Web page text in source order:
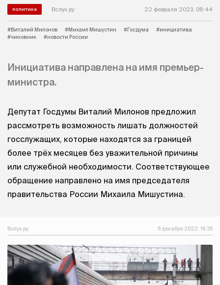
политика Вслух.ру 22 февраля 2023, 08:44
#Виталий Милонов #Михаил Мишустин #Госдума
#инициатива
#чиновник
#новости России
Инициатива направлена на имя премьер-
министра.
Депутат Госдумы Виталий Милонов предложил
рассмотреть возможность лишать должностей
госслужащих, которые находятся за границей
более трёх месяцев без уважительной причины
или служебной необходимости. Соответствующее
обращение направлено на имя председателя
правительства России Михаила Мишустина.
Вслух.ру 6 декабря 2022, 16:35